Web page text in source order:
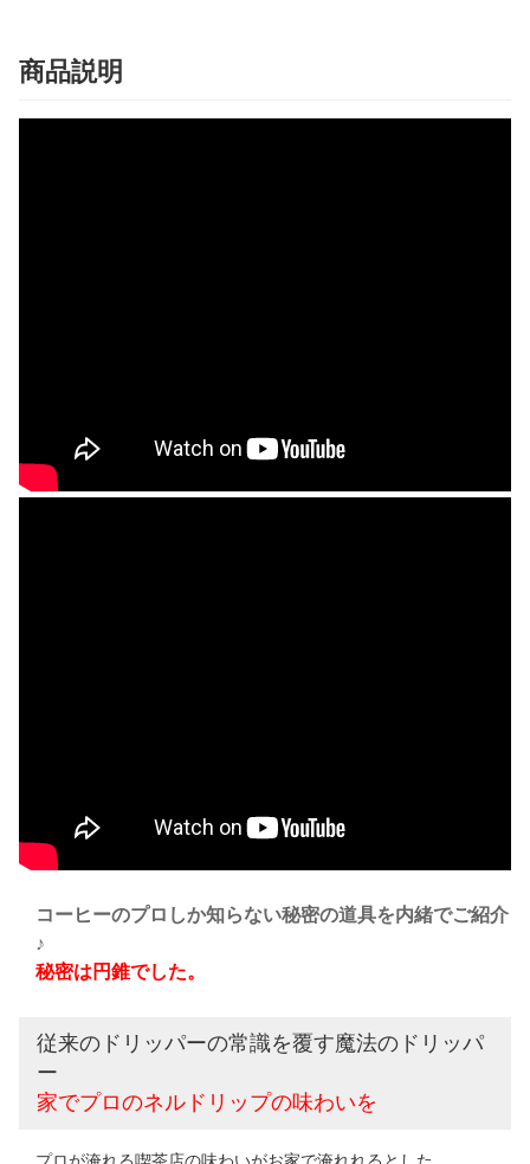
商品説明
コーヒーのプロしか知らない秘密の道具を内緒でご紹介
♪
秘密は円錐でした。
従来のドリッパーの常識を覆す魔法のドリッパ
ー
家でプロのネルドリップの味わいを